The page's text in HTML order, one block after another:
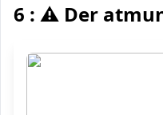
6 : ⚠️ Der